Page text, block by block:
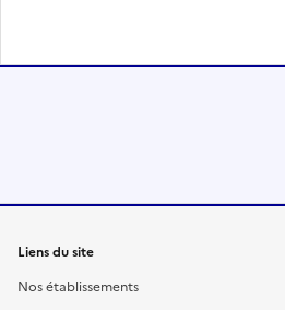
Liens du site
Nos établissements